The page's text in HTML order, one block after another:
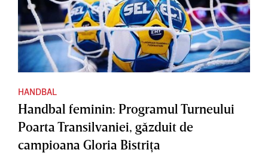
HANDBAL
Handbal feminin: Programul Turneului
Poarta Transilvaniei, găzduit de
campioana Gloria Bistriţa